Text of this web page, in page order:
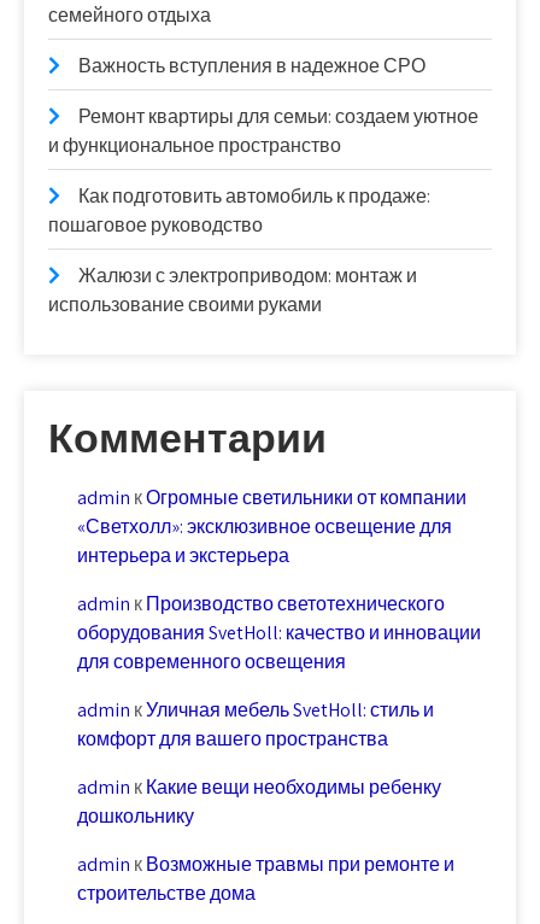
семейного отдыха
Важность вступления в надежное СРО
Ремонт квартиры для семьи: создаем уютное
и функциональное пространство
Как подготовить автомобиль к продаже:
пошаговое руководство
Жалюзи с электроприводом: монтаж и
использование своими руками
Комментарии
admin кОгромные светильники от компании
«Светхолл»: эксклюзивное освещение для
интерьера и экстерьера
admin кПроизводство светотехнического
оборудования SvetHoll: качество и инновации
для современного освещения
admin кУличная мебель SvetHoll: стиль и
комфорт для вашего пространства
admin кКакие вещи необходимы ребенку
дошкольнику
admin кВозможные травмы при ремонте и
строительстве дома